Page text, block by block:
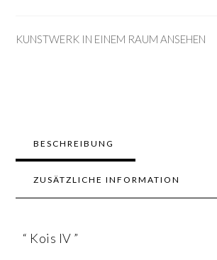
KUNSTWERK IN EINEM RAUM ANSEHEN
BESCHREIBUNG
ZUSÄTZLICHE INFORMATION
“ Kois IV ”